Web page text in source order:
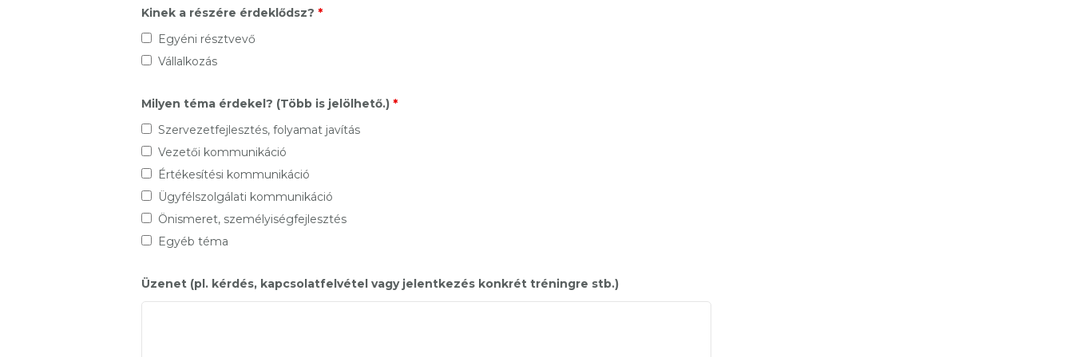
Kinek a részére érdeklődsz? *
Egyéni résztvevő
Vállalkozás
Milyen téma érdekel? (Több is jelölhető.) *
Szervezetfejlesztés, folyamat javítás
Vezetői kommunikáció
Értékesítési kommunikáció
Ügyfélszolgálati kommunikáció
Önismeret, személyiségfejlesztés
Egyéb téma
Üzenet (pl. kérdés, kapcsolatfelvétel vagy jelentkezés konkrét tréningre stb.)